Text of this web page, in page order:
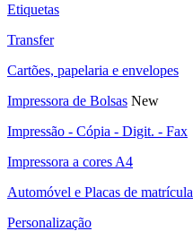
Etiquetas
Transfer
Cartões, papelaria e envelopes
Impressora de Bolsas New
Impressão - Cópia - Digit. - Fax
Impressora a cores A4
Automóvel e Placas de matrícula
Personalização